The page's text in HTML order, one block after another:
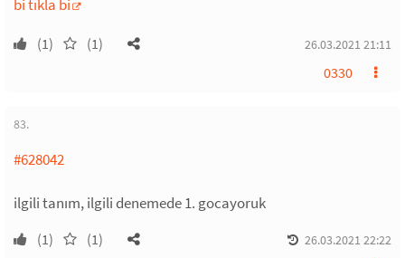
bi tıkla bi
(1) (1) 26.03.2021 21:11
0330
83.
#628042
ilgili tanım, ilgili denemede 1. gocayoruk
(1) (1) 26.03.2021 22:22